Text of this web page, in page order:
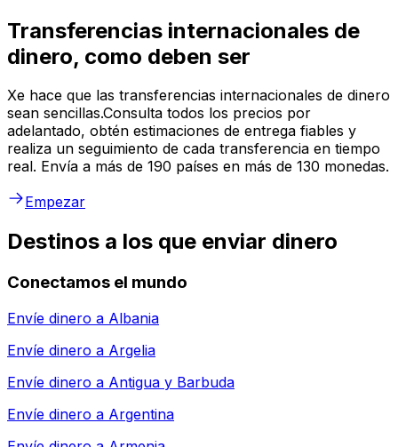
Transferencias internacionales de
dinero, como deben ser
Xe hace que las transferencias internacionales de dinero
sean sencillas.Consulta todos los precios por
adelantado, obtén estimaciones de entrega fiables y
realiza un seguimiento de cada transferencia en tiempo
real. Envía a más de 190 países en más de 130 monedas.
Empezar
Destinos a los que enviar dinero
Conectamos el mundo
Envíe dinero a Albania
Envíe dinero a Argelia
Envíe dinero a Antigua y Barbuda
Envíe dinero a Argentina